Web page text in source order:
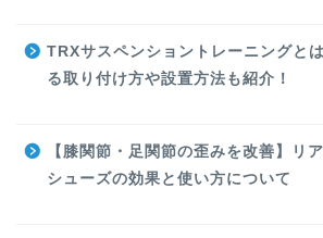
TRXサスペンショントレーニングと
る取り付け方や設置方法も紹介！
【膝関節・足関節の歪みを改善】リ
シューズの効果と使い方について